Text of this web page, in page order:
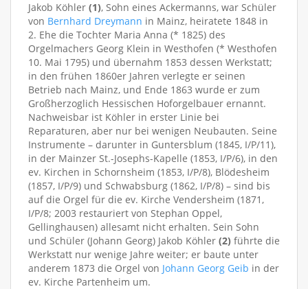
Jakob Köhler (1), Sohn eines Ackermanns, war Schüler
von Bernhard Dreymann in Mainz, heiratete 1848 in
2. Ehe die Tochter Maria Anna (* 1825) des
Orgelmachers Georg Klein in Westhofen (* Westhofen
10. Mai 1795) und übernahm 1853 dessen Werkstatt;
in den frühen 1860er Jahren verlegte er seinen
Betrieb nach Mainz, und Ende 1863 wurde er zum
Großherzoglich Hessischen Hoforgelbauer ernannt.
Nachweisbar ist Köhler in erster Linie bei
Reparaturen, aber nur bei wenigen Neubauten. Seine
Instrumente – darunter in Guntersblum (1845, I/P/11),
in der Mainzer St.-Josephs-Kapelle (1853, I/P/6), in den
ev. Kirchen in Schornsheim (1853, I/P/8), Blödesheim
(1857, I/P/9) und Schwabsburg (1862, I/P/8) – sind bis
auf die Orgel für die ev. Kirche Vendersheim (1871,
I/P/8; 2003 restauriert von Stephan Oppel,
Gellinghausen) allesamt nicht erhalten. Sein Sohn
und Schüler (Johann Georg) Jakob Köhler (2) führte die
Werkstatt nur wenige Jahre weiter; er baute unter
anderem 1873 die Orgel von Johann Georg Geib in der
ev. Kirche Partenheim um.